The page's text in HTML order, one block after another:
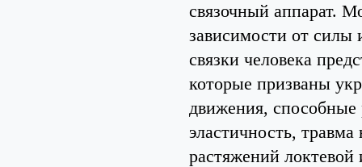
связочный аппарат.
зависимости от силы
связки человека
которые призваны
движения, способные
эластичность,
растяжений локтевой